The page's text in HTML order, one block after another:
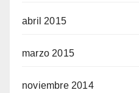
abril 2015
marzo 2015
noviembre 2014